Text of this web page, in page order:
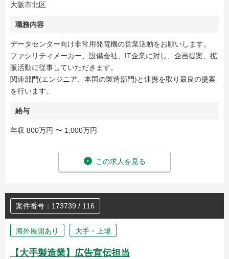
大阪市北区
職務内容
データセンター向け非常用発電機の営業活動をお願いします。
ファシリティメーカー、設備会社、IT企業に対し、企画提案、拡
販活動に従事していただきます。
関連部門(エンジニア、本国の製造部門)と連携を取り最良の提案
を行います。
給与
年収 800万円 〜 1,000万円
この求人を見る
案件番号：173739 / 116
海外展開あり 大手・上場
【大手製造業】広告宣伝担当